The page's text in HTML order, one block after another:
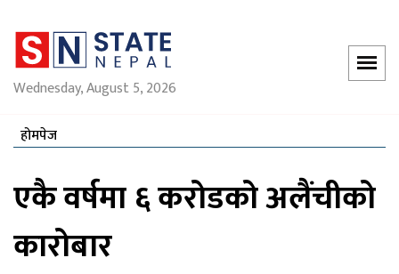
Wednesday, August 5, 2026
होमपेज
एकै वर्षमा ६ करोडको अलैंचीको
कारोबार